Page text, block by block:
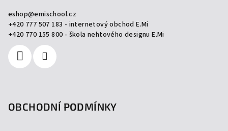
eshop@emischool.cz
+420 777 507 183 - internetový obchod E.Mi
+420 770 155 800 - škola nehtového designu E.Mi
OBCHODNÍ PODMÍNKY